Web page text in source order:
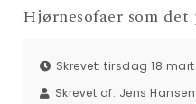
Hjørnesofaer som
Skrevet: tirsdag 18
Skrevet af: Jens Hansen